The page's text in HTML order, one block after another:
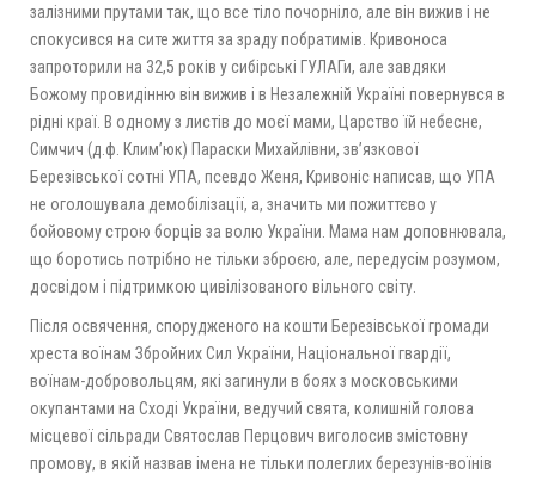
залізними прутами так, що все тіло почорніло, але він вижив і не
спокусився на сите життя за зраду побратимів. Кривоноса
запроторили на 32,5 років у сибірські ГУЛАГи, але завдяки
Божому провидінню він вижив і в Незалежній Україні повернувся в
рідні краї. В одному з листів до моєї мами, Царство їй небесне,
Симчич (д.ф. Клим’юк) Параски Михайлівни, зв’язкової
Березівської сотні УПА, псевдо Женя, Кривоніс написав, що УПА
не оголошувала демобілізації, а, значить ми пожиттєво у
бойовому строю борців за волю України. Мама нам доповнювала,
що боротись потрібно не тільки зброєю, але, передусім розумом,
досвідом і підтримкою цивілізованого вільного світу.
Після освячення, спорудженого на кошти Березівської громади
хреста воїнам Збройних Сил України, Національної гвардії,
воїнам-добровольцям, які загинули в боях з московськими
окупантами на Сході України, ведучий свята, колишній голова
місцевої сільради Святослав Перцович виголосив змістовну
промову, в якій назвав імена не тільки полеглих березунів-воїнів